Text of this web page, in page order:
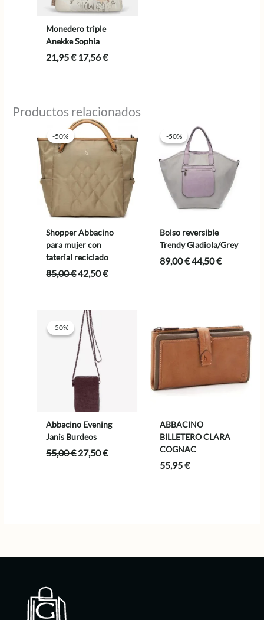
Monedero triple
Anekke Sophia
21,95€El
17,56€El
Productos relacionados
-50%
-50%
Shopper Abbacino
para mujer con
taterial reciclado
85,00€El
era:
85,00 €.
42,50€El
-50%
-50%
Bolso reversible
Trendy Gladiola/Grey
89,00€El
44,50€El
-50%
-50%
Abbacino Evening
Janis Burdeos
55,00€El
27,50€El
ABBACINO
BILLETERO CLARA
COGNAC
55,95€